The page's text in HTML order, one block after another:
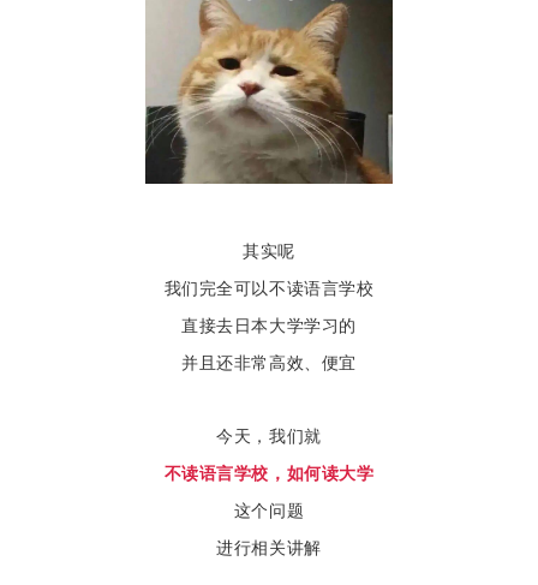
其实呢
我们完全可以不读语言学校
直接去日本大学学习的
并且还非常高效、便宜
今天，我们就
不读语言学校，如何读大学
这个问题
进行相关讲解